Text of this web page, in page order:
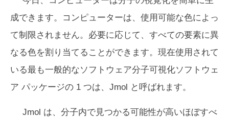
成できます。コンピューターは、使用可能な色によっ
て制限されません。必要に応じて、すべての要素に異
なる色を割り当てることができます。現在使用されて
いる最も一般的なソフトウェア分子可視化ソフトウェ
ア パッケージの 1 つは、Jmol と呼ばれます。
Jmol は、分子内で見つかる可能性が高いほぼすべ